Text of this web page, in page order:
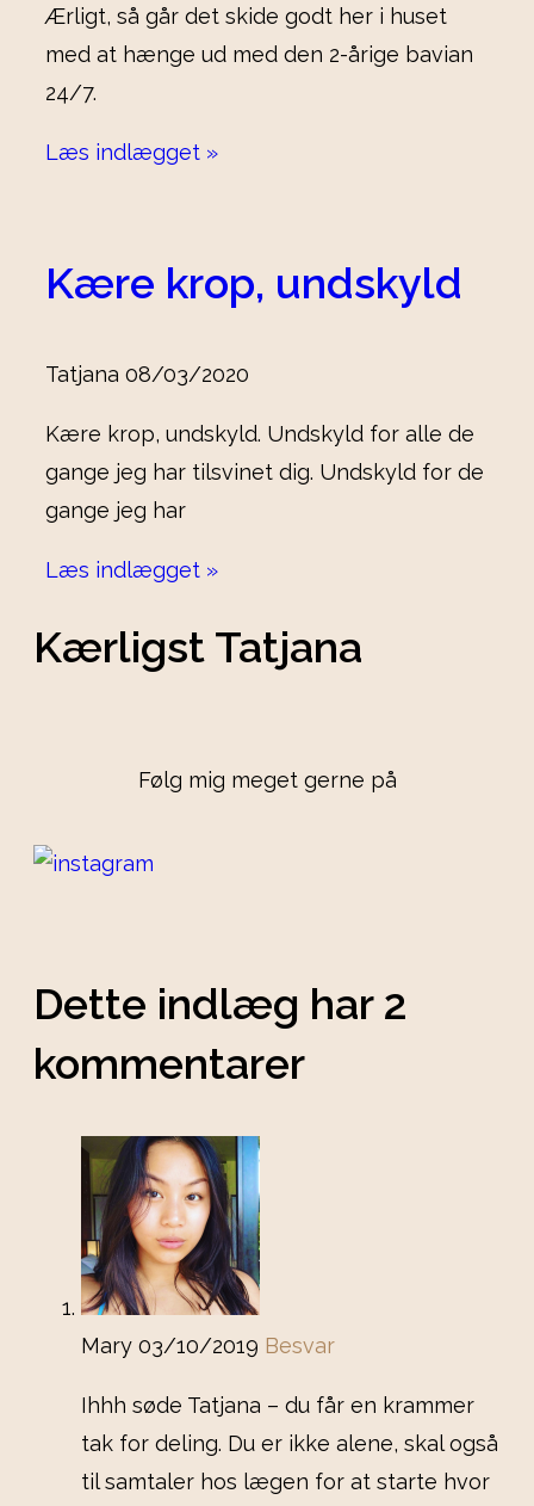
Ærligt, så går det skide godt her i huset
med at hænge ud med den 2-årige bavian
24/7.
Læs indlægget »
Kære krop, undskyld
Tatjana 08/03/2020
Kære krop, undskyld. Undskyld for alle de
gange jeg har tilsvinet dig. Undskyld for de
gange jeg har
Læs indlægget »
Kærligst Tatjana
Følg mig meget gerne på
Dette indlæg har 2
kommentarer
Mary 03/10/2019 Besvar
Ihhh søde Tatjana – du får en krammer
tak for deling. Du er ikke alene, skal også
til samtaler hos lægen for at starte hvor